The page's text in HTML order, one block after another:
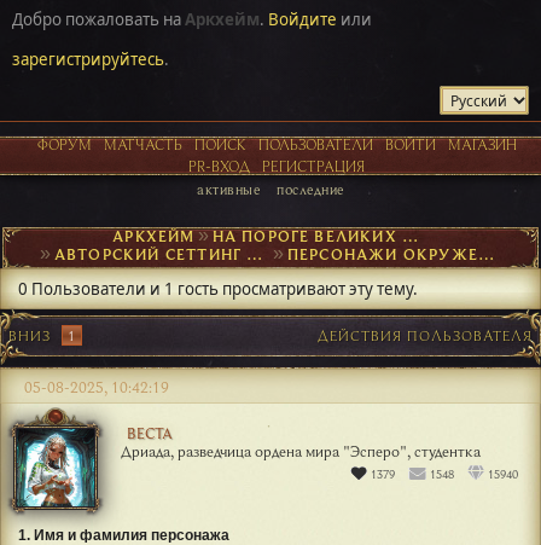
Добро пожаловать наАркхейм. Войдите или
зарегистрируйтесь.
ФОРУМ МАТЧАСТЬ ПОИСК ПОЛЬЗОВАТЕЛИ ВОЙТИ
МАГАЗИН
PR-ВХОД
РЕГИСТРАЦИЯ
активные последние
АРКХЕЙМ► НА ПОРОГЕ ВЕЛИКИХ ОТКРЫТИЙ
► АВТОРСКИЙ СЕТТИНГ И NPC ► ПЕРСОНАЖИ ОКРУЖЕНИЯ
►NPC ЭЛЕРИУМ
0 Пользователи и 1 гость просматривают эту тему.
ВНИЗ 1 ДЕЙСТВИЯ ПОЛЬЗОВАТЕЛЯ
ВЕСТА
Дриада, разведчица ордена мира "Эсперо", студентка
1379 1548 15940
05-08-2025, 10:42:19
1. Имя и фамилия персонажа